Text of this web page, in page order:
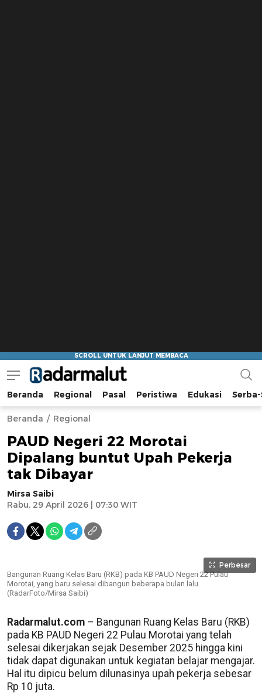
Radar Malut
Bacaan Nyindir
Beranda Regional Pasal Peristiwa Edukasi
Beranda Regional
PAUD Negeri 22 Morotai
Dipalang buntut Upah Pekerja
tak Dibayar
Mirsa Saibi
Rabu, 29 April 2026 | 07:30 WIT
Perbesar
Bangunan Ruang Kelas Baru (RKB) pada KB PAUD Negeri 22 Pulau
Morotai, yang baru selesai dibangun beberapa bulan lalu.
(RadarFoto/Mirsa Saibi)
Radarmalut.com – Bangunan Ruang Kelas Baru (RKB)
pada KB PAUD Negeri 22 Pulau Morotai yang telah
selesai dikerjakan sejak Desember 2025 hingga kini
tidak dapat digunakan untuk kegiatan belajar mengajar.
Hal itu dipicu belum dilunasinya upah pekerja sebesar
Rp 10 juta.